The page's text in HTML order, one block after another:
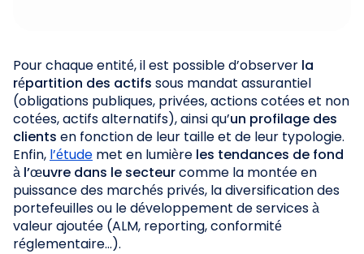
Pour chaque entité, il est possible d’observer la
répartition des actifs sous mandat assurantiel
(obligations publiques, privées, actions cotées et non
cotées, actifs alternatifs), ainsi qu’un profilage des
clients en fonction de leur taille et de leur typologie.
Enfin, l’étude met en lumière les tendances de fond
à l’œuvre dans le secteurcomme la montée en
puissance des marchés privés, la diversification des
portefeuilles ou le développement de services à
valeur ajoutée (ALM, reporting, conformité
réglementaire…).